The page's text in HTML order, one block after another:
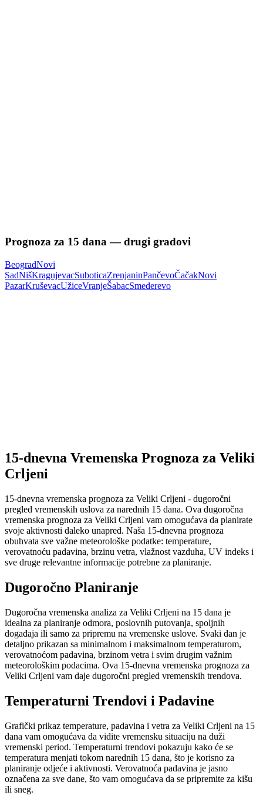
Prognoza za 15 dana — drugi gradovi
BeogradNovi
SadNišKragujevacSuboticaZrenjaninPančevoČačakNovi
PazarKruševacUžiceVranjeŠabacSmederevo
15-dnevna Vremenska Prognoza za Veliki
Crljeni
15-dnevna vremenska prognoza za Veliki Crljeni - dugoročni
pregled vremenskih uslova za narednih 15 dana. Ova dugoročna
vremenska prognoza za Veliki Crljeni vam omogućava da planirate
svoje aktivnosti daleko unapred. Naša 15-dnevna prognoza
obuhvata sve važne meteorološke podatke: temperature,
verovatnoću padavina, brzinu vetra, vlažnost vazduha, UV indeks i
sve druge relevantne informacije potrebne za planiranje.
Dugoročno Planiranje
Dugoročna vremenska analiza za Veliki Crljeni na 15 dana je
idealna za planiranje odmora, poslovnih putovanja, spoljnih
događaja ili samo za pripremu na vremenske uslove. Svaki dan je
detaljno prikazan sa minimalnom i maksimalnom temperaturom,
verovatnoćom padavina, brzinom vetra i svim drugim važnim
meteorološkim podacima. Ova 15-dnevna vremenska prognoza za
Veliki Crljeni vam daje dugoročni pregled vremenskih trendova.
Temperaturni Trendovi i Padavine
Grafički prikaz temperature, padavina i vetra za Veliki Crljeni na 15
dana vam omogućava da vidite vremensku situaciju na duži
vremenski period. Temperaturni trendovi pokazuju kako će se
temperatura menjati tokom narednih 15 dana, što je korisno za
planiranje odjeće i aktivnosti. Verovatnoća padavina je jasno
označena za sve dane, što vam omogućava da se pripremite za kišu
ili sneg.